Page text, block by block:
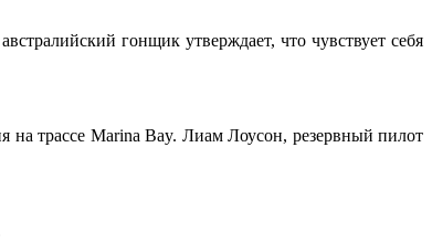
гонщик утверждает, что чувствует себя
на трассе Marina Bay. Лиам Лоусон, резервный пилот